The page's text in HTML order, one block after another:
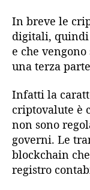
In breve le
digitali, quindi
e che
una terza
Infatti la
criptovalute è
non sono
governi. Le
blockchain
registro